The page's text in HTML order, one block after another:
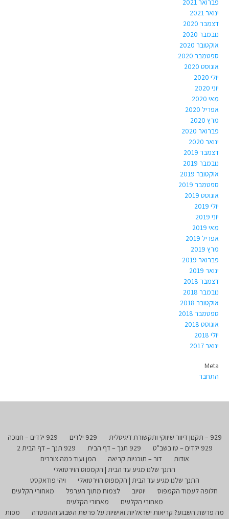
פברואר 2021
ינואר 2021
דצמבר 2020
נובמבר 2020
אוקטובר 2020
ספטמבר 2020
אוגוסט 2020
יולי 2020
יוני 2020
מאי 2020
אפריל 2020
מרץ 2020
פברואר 2020
ינואר 2020
דצמבר 2019
נובמבר 2019
אוקטובר 2019
ספטמבר 2019
אוגוסט 2019
יולי 2019
יוני 2019
מאי 2019
אפריל 2019
מרץ 2019
פברואר 2019
ינואר 2019
דצמבר 2018
נובמבר 2018
אוקטובר 2018
ספטמבר 2018
אוגוסט 2018
יולי 2018
ינואר 2017
Meta
התחבר
929 – תקנון דיוור שיווקי ותקשורת דיגיטלית 929 ילדים
929 ילדים – חנוכה
929 ילדים – טו בשב"ט
929 תנך – דף הבית
929 תנך – דף הבית 2
אודות
דור – תוכניות קריאה
המן ועוד כמה צוררים
התנך שלנו מגיע עד הבית | הקמפוס הוירטואלי
התנך שלנו מגיע עד הבית | הקמפוס הוירטואלי
ויהי פודאקסט
חלופה לעמוד הקמפוס
יוטיוב לצמוח מתוך הערפל
מאחורי הקלעים
מאחורי הקלעים
מאחורי הקלעים
מה פרשת השבוע? קריאות ישראליות ואישיות על פרשת השבוע וההפטרה
מפות